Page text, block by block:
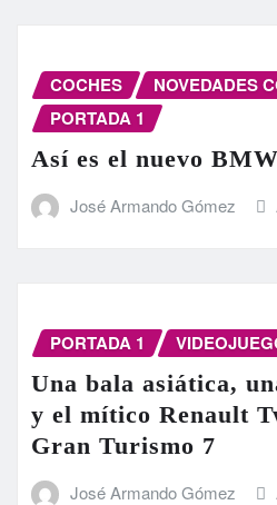
COCHES
NOVEDADES
PORTADA 1
Así es el nuevo
José Armando Gómez
PORTADA 1
Una bala asiática,
y el mítico Renault
Gran Turismo 7
José Armando Gómez